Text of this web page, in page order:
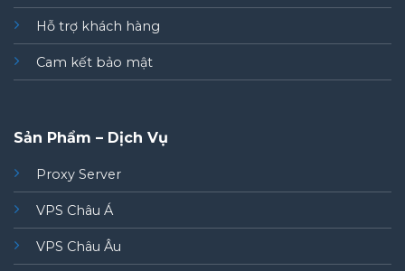
Hỗ trợ khách hàng
Cam kết bảo mật
Sản Phẩm – Dịch Vụ
Proxy Server
VPS Châu Á
VPS Châu Âu